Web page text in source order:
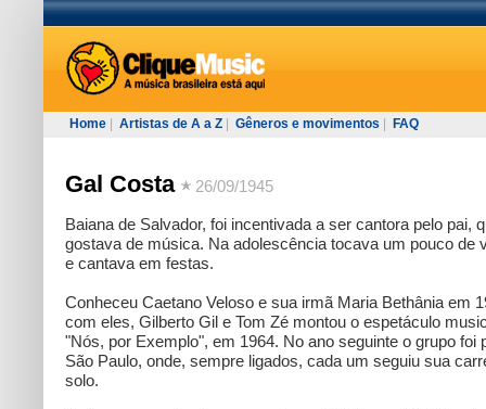
Home Artistas de A a Z Gêneros e movimentos FAQ
Gal Costa 26/09/1945
Baiana de Salvador, foi incentivada a ser cantora pelo pai,
gostava de música. Na adolescência tocava um pouco de
e cantava em festas.
Conheceu Caetano Veloso e sua irmã Maria Bethânia em
com eles, Gilberto Gil e Tom Zé montou o espetáculo
"Nós, por Exemplo", em 1964. No ano seguinte o grupo foi
São Paulo, onde, sempre ligados, cada um seguiu sua
solo.